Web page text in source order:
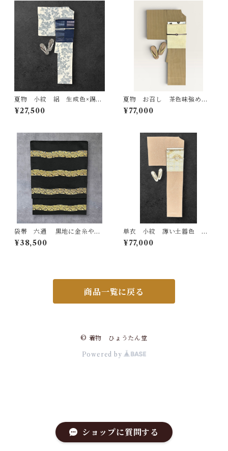
ショップに質問する
夏物 小紋 絽 生成色×錫
色 花文様 裄丈 62.５㎝ K
6676
¥27,500
夏物 お召し 茶色味強めの
路考茶色の地 粋な縦縞 裄
丈 67㎝ K7107
¥77,000
袋帯 六通 黒地に金糸や
箔 波状の横段文様 長さ432
㎝ Q6867
¥38,500
単衣 小紋 薄い土器色 蒔
糊散らし 裄丈 66㎝ K682
8
¥77,000
商品一覧に戻る
© 着物 ひょうたん堂
Powered by